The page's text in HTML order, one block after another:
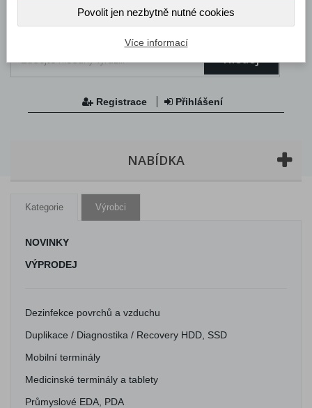
Hledej
Registrace Přihlášení
NABÍDKA
Kategorie Výrobci
NOVINKY
VÝPRODEJ
Dezinfekce povrchů a vzduchu
Duplikace / Diagnostika / Recovery HDD, SSD
Mobilní terminály
Medicinské terminály a tablety
Průmyslové EDA, PDA
Povolit jen nezbytně nutné cookies
Více informací